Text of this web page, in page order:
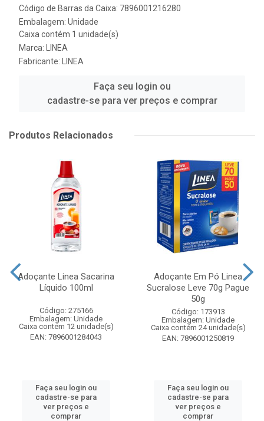
Código de Barras da Caixa: 7896001216280
Embalagem: Unidade
Caixa contém 1 unidade(s)
Marca:
LINEA
Fabricante:
LINEA
Faça seu login ou
cadastre-se para ver preços e comprar
Produtos Relacionados
Adoçante Linea Sacarina
Líquido 100ml
Código: 275166
Embalagem: Unidade
Caixa contém 12 unidade(s)
EAN: 7896001284043
Faça seu login ou
cadastre-se para
ver preços e
comprar
Adoçante Em Pó Linea
Sucralose Leve 70g Pague
50g
Código: 173913
Embalagem: Unidade
Caixa contém 24 unidade(s)
EAN: 7896001250819
Faça seu login ou
cadastre-se para
ver preços e
comprar